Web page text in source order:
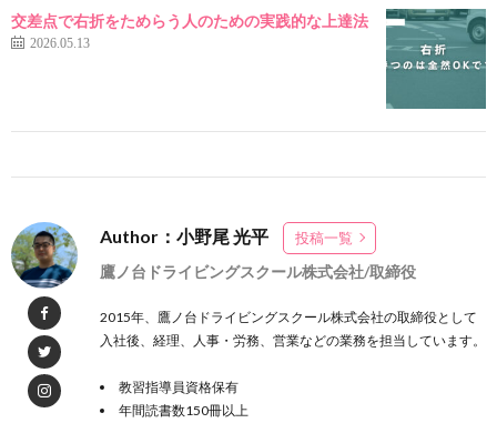
交差点で右折をためらう人のための実践的な上達法
2026.05.13
Author：小野尾 光平 投稿一覧
鷹ノ台ドライビングスクール株式会社/取締役
2015年、鷹ノ台ドライビングスクール株式会社の取締役として
入社後、経理、人事・労務、営業などの業務を担当しています。
教習指導員資格保有
年間読書数150冊以上